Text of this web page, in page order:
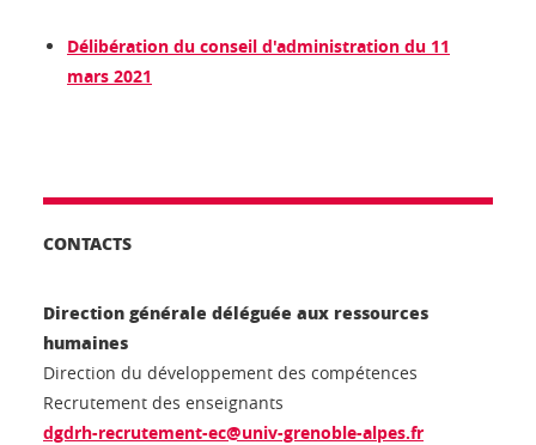
Délibération du conseil d'administration du 11
mars 2021
CONTACTS
Direction générale déléguée aux ressources
humaines
Direction du développement des compétences
Recrutement des enseignants
dgdrh-recrutement-ec@univ-grenoble-alpes.fr